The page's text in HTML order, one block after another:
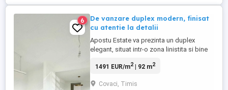
6
De vanzare duplex modern, finisat
cu atentie la detalii
Apostu Estate va prezinta un duplex
elegant, situat intr-o zona linistita si bine
cauta confortul si calitatea. Un duplex
imbina perfect, gata sa devina cominul
1491 EUR/m2| 92 m2
Covaci, Timis